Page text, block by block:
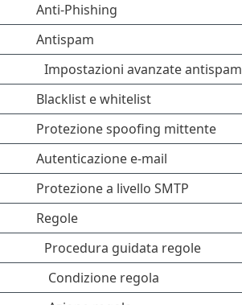
Anti-Phishing
Antispam
Impostazioni avanzate antispam
Blacklist e whitelist
Protezione spoofing mittente
Autenticazione e-mail
Protezione a livello SMTP
Regole
Procedura guidata regole
Condizione regola